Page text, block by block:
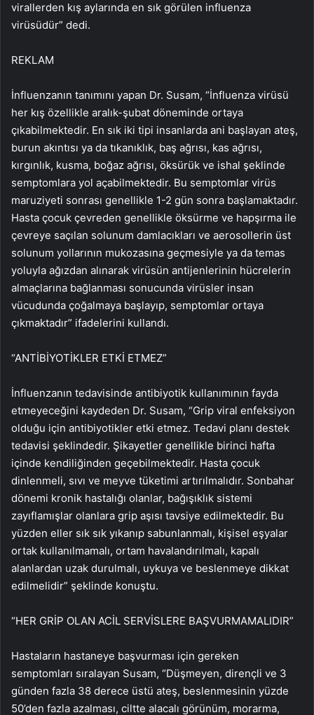
virallerden kış aylarında en sık görülen influenza
virüsüdür” dedi.
REKLAM
İnfluenzanın tanımını yapan Dr. Susam, “İnfluenza virüsü
her kış özellikle aralık-şubat döneminde ortaya
çıkabilmektedir. En sık iki tipi insanlarda ani başlayan ateş,
burun akıntısı ya da tıkanıklık, baş ağrısı, kas ağrısı,
kırgınlık, kusma, boğaz ağrısı, öksürük ve ishal şeklinde
semptomlara yol açabilmektedir. Bu semptomlar virüs
maruziyeti sonrası genellikle 1-2 gün sonra başlamaktadır.
Hasta çocuk çevreden genellikle öksürme ve hapşırma ile
çevreye saçılan solunum damlacıkları ve aerosollerin üst
solunum yollarının mukozasına geçmesiyle ya da temas
yoluyla ağızdan alınarak virüsün antijenlerinin hücrelerin
almaçlarına bağlanması sonucunda virüsler insan
vücudunda çoğalmaya başlayıp, semptomlar ortaya
çıkmaktadır” ifadelerini kullandı.
“ANTİBİYOTİKLER ETKİ ETMEZ”
İnfluenzanın tedavisinde antibiyotik kullanımının fayda
etmeyeceğini kaydeden Dr. Susam, “Grip viral enfeksiyon
olduğu için antibiyotikler etki etmez. Tedavi planı destek
tedavisi şeklindedir. Şikayetler genellikle birinci hafta
içinde kendiliğinden geçebilmektedir. Hasta çocuk
dinlenmeli, sıvı ve meyve tüketimi artırılmalıdır. Sonbahar
dönemi kronik hastalığı olanlar, bağışıklık sistemi
zayıflamışlar olanlara grip aşısı tavsiye edilmektedir. Bu
yüzden eller sık sık yıkanıp sabunlanmalı, kişisel eşyalar
ortak kullanılmamalı, ortam havalandırılmalı, kapalı
alanlardan uzak durulmalı, uykuya ve beslenmeye dikkat
edilmelidir” şeklinde konuştu.
“HER GRİP OLAN ACİL SERVİSLERE BAŞVURMAMALIDIR”
Hastaların hastaneye başvurması için gereken
semptomları sıralayan Susam, “Düşmeyen, dirençli ve 3
günden fazla 38 derece üstü ateş, beslenmesinin yüzde
50’den fazla azalması, ciltte alacalı görünüm, morarma,